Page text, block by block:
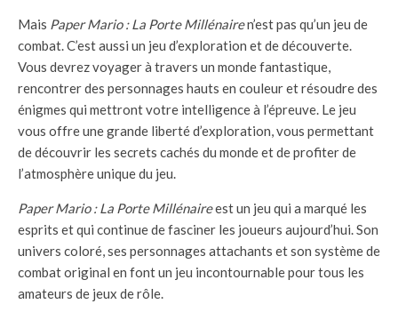
Mais Paper Mario : La Porte Millénairen’est pas qu’un jeu de
combat. C’est aussi un jeu d’exploration et de découverte.
Vous devrez voyager à travers un monde fantastique,
rencontrer des personnages hauts en couleur et résoudre des
énigmes qui mettront votre intelligence à l’épreuve. Le jeu
vous offre une grande liberté d’exploration, vous permettant
de découvrir les secrets cachés du monde et de profiter de
l’atmosphère unique du jeu.
Paper Mario : La Porte Millénaireest un jeu qui a marqué les
esprits et qui continue de fasciner les joueurs aujourd’hui. Son
univers coloré, ses personnages attachants et son système de
combat original en font un jeu incontournable pour tous les
amateurs de jeux de rôle.